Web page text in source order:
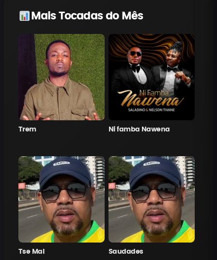
Mais Tocadas do Mês
Trem Ni famba Nawena
Tse Mal Saudades